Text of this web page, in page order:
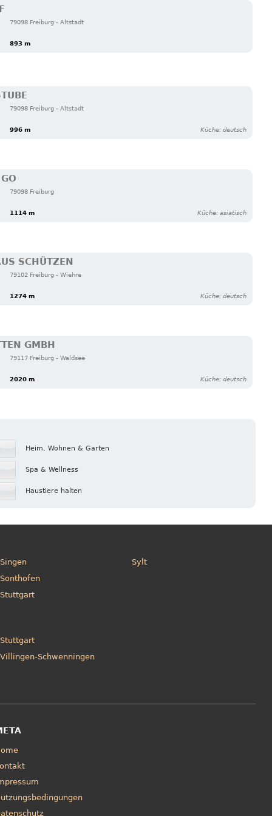
79098 Freiburg - Altstadt
893 m
79098 Freiburg - Altstadt
996 m Küche: deutsch
79098 Freiburg
1114 m Küche: asiatisch
SCHÜTZEN
79102 Freiburg - Wiehre
1274 m Küche: deutsch
GMBH
79117 Freiburg - Waldsee
2020 m Küche: deutsch
Heim, Wohnen & Garten
Spa & Wellness
Haustiere halten
Singen
Sonthofen
Stuttgart
Sylt
Stuttgart
Villingen-Schwenningen